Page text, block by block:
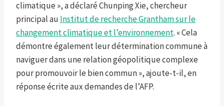
climatique », a déclaré Chunping Xie, chercheur
principal au Institut de recherche Grantham sur le
changement climatique et l’environnement. « Cela
démontre également leur détermination commune à
naviguer dans une relation géopolitique complexe
pour promouvoir le bien commun », ajoute-t-il, en
réponse écrite aux demandes de l’AFP.